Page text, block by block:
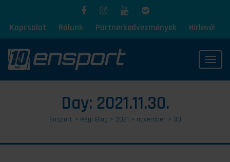
Kapcsolat Rólunk Partnerkedvezmények Hírlevél
Day: 2021.11.30.
Ensport > Régi Blog > 2021 > november > 30